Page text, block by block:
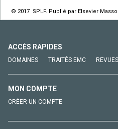
© 2017 SPLF. Publié par Elsevier
ACCÈS RAPIDES
DOMAINES TRAITÉS EMC REVUES
MON COMPTE
CRÉER UN COMPTE